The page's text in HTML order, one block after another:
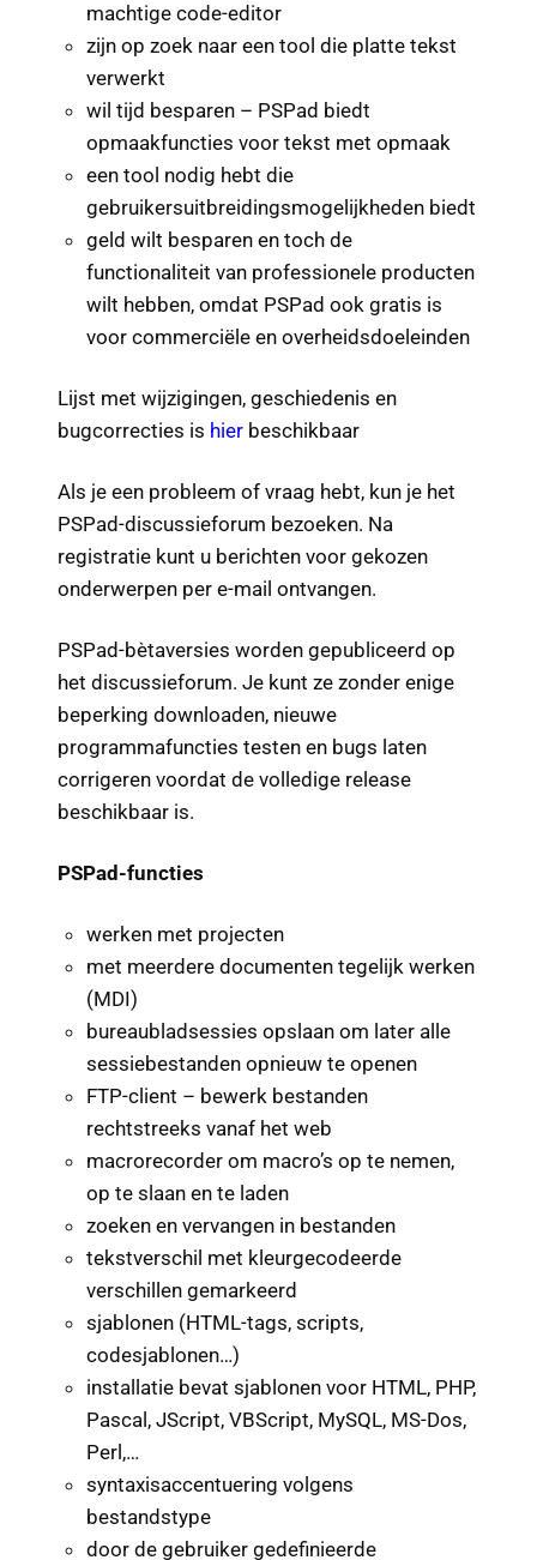
machtige code-editor
zijn op zoek naar een tool die platte tekst
verwerkt
wil tijd besparen – PSPad biedt
opmaakfuncties voor tekst met opmaak
een tool nodig hebt die
gebruikersuitbreidingsmogelijkheden biedt
geld wilt besparen en toch de
functionaliteit van professionele producten
wilt hebben, omdat PSPad ook gratis is
voor commerciële en overheidsdoeleinden
Lijst met wijzigingen, geschiedenis en
bugcorrecties is hier beschikbaar
Als je een probleem of vraag hebt, kun je het
PSPad-discussieforum bezoeken. Na
registratie kunt u berichten voor gekozen
onderwerpen per e-mail ontvangen.
PSPad-bètaversies worden gepubliceerd op
het discussieforum. Je kunt ze zonder enige
beperking downloaden, nieuwe
programmafuncties testen en bugs laten
corrigeren voordat de volledige release
beschikbaar is.
PSPad-functies
werken met projecten
met meerdere documenten tegelijk werken
(MDI)
bureaubladsessies opslaan om later alle
sessiebestanden opnieuw te openen
FTP-client – bewerk bestanden
rechtstreeks vanaf het web
macrorecorder om macro’s op te nemen,
op te slaan en te laden
zoeken en vervangen in bestanden
tekstverschil met kleurgecodeerde
verschillen gemarkeerd
sjablonen (HTML-tags, scripts,
codesjablonen…)
installatie bevat sjablonen voor HTML, PHP,
Pascal, JScript, VBScript, MySQL, MS-Dos,
Perl,…
syntaxisaccentuering volgens
bestandstype
door de gebruiker gedefinieerde